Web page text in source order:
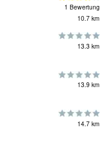
1 Bewertung
10.7 km
13.3 km
13.9 km
14.7 km